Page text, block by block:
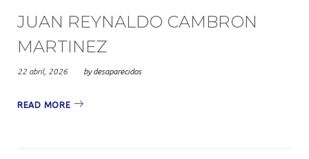
JUAN REYNALDO CAMBRON
MARTINEZ
22 abril, 2026 bydesaparecidos
READ MORE